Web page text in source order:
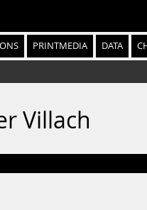
PRINTMEDIA DATA
Villach